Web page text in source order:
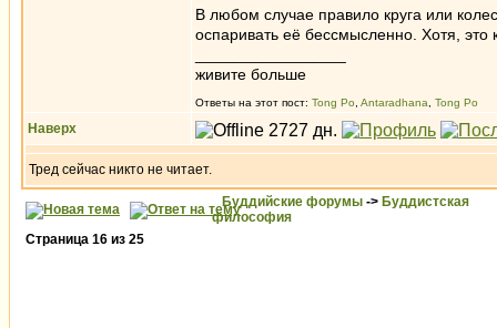
В любом случае правило круга или
оспаривать её бессмысленно. Хотя, это
живите больше
Ответы на этот пост: Tong Po Antaradhana Tong Po
Наверх
Тред сейчас никто не читает.
Буддийские форумы -> Буддистская
философия
Страница 16 из 25